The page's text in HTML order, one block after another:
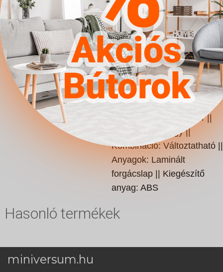
Szekrényajtók: Pántos ||
Polcok: Igen || Garnitúra
típusa: További kapcsolódó
termékekkel || Garnitúra
típusa: Kiegészíthető ||
Garnitúra típusa: Egy
ággyal || Garnitúra típusa:
Íróasztallal || Fogantyúk:
Műanyag || Szín: Fehér ||
Szín: Artisan tölgy ||
Kombináció: Változtatható ||
Anyagok: Laminált
forgácslap || Kiegészítő
anyag: ABS
Hasonló termékek
miniversum.hu